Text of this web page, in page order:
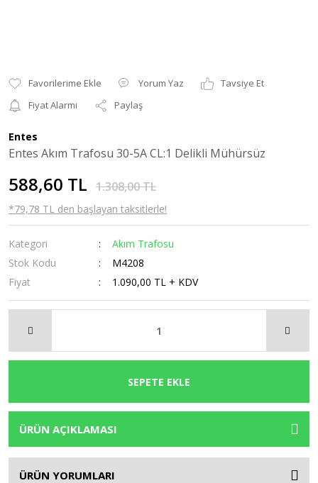
Yorum Yaz
Tavsiye Et
Fiyat Alarmı
Paylaş
Entes
Entes Akım Trafosu 30-5A CL:1 Delikli Mühürsüz
588,60 TL 1.308,00 TL
*79,78 TL den başlayan taksitlerle!
Kategori
Akım Trafosu
Stok Kodu
M4208
Fiyat
1.090,00 TL + KDV
SEPETE EKLE
ÜRÜN AÇIKLAMASI
ÜRÜN YORUMLARI